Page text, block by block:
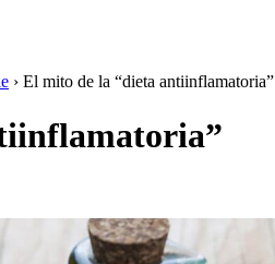
› El mito de la “dieta antiinflamatoria”